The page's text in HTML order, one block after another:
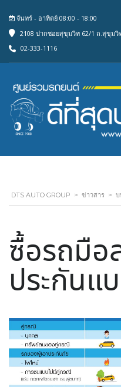
จันทร์ - อาทิตย์ 08:00 - 18:00
2108 ปากซอยสุขุมวิท 62/1 ถ.สุขุมวิ
02-333-1116
DTS AUTO GROUP > ข่าวสาร > บ
ซื้อรถมือ
ประกันแ